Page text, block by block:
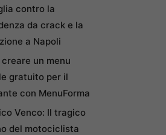
contro la
da crack e la
a Napoli
creare un menu
gratuito per il
con MenuForma
Venco: Il tragico
del motociclista